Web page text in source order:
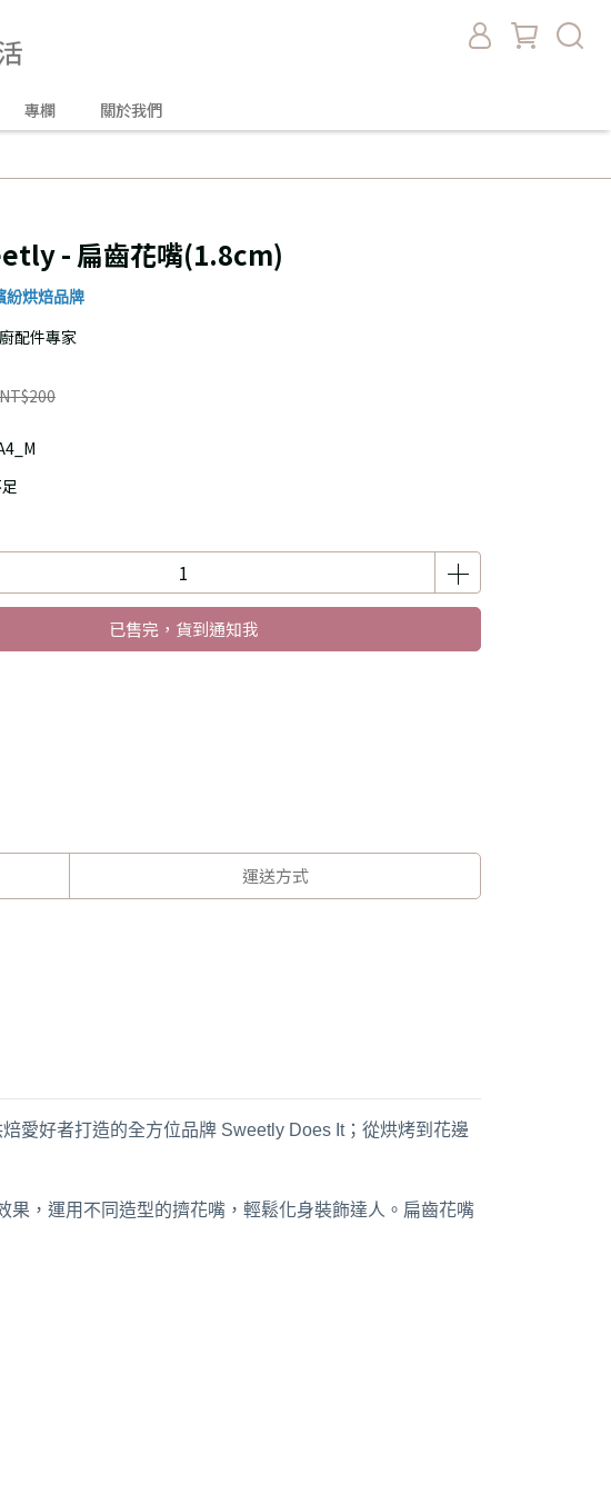
專欄 關於我們
- 扁齒花嘴(1.8cm)
紛烘焙品牌
配件專家
NT$200
已售完，貨到通知我
運送方式
愛好者打造的全方位品牌 Sweetly Does It；從烘烤到花邊
，運用不同造型的擠花嘴，輕鬆化身裝飾達人。扁齒花嘴